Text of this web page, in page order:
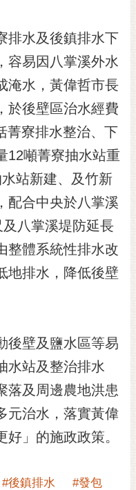
排水及後鎮排水下
容易因八掌溪外水
淹水，黃偉哲市長
於後壁區治水經費
菁寮排水整治、下
12噸菁寮抽水站重
站新建、及竹新
配合中央於八掌溪
八掌溪堤防延長
整體系統性排水改
地排水，降低後壁
後壁及鹽水區等易
水站及整治排水
落及周邊農地洪患
元治水，落實黃偉
」的施政政策。
#後鎮排水 #發包